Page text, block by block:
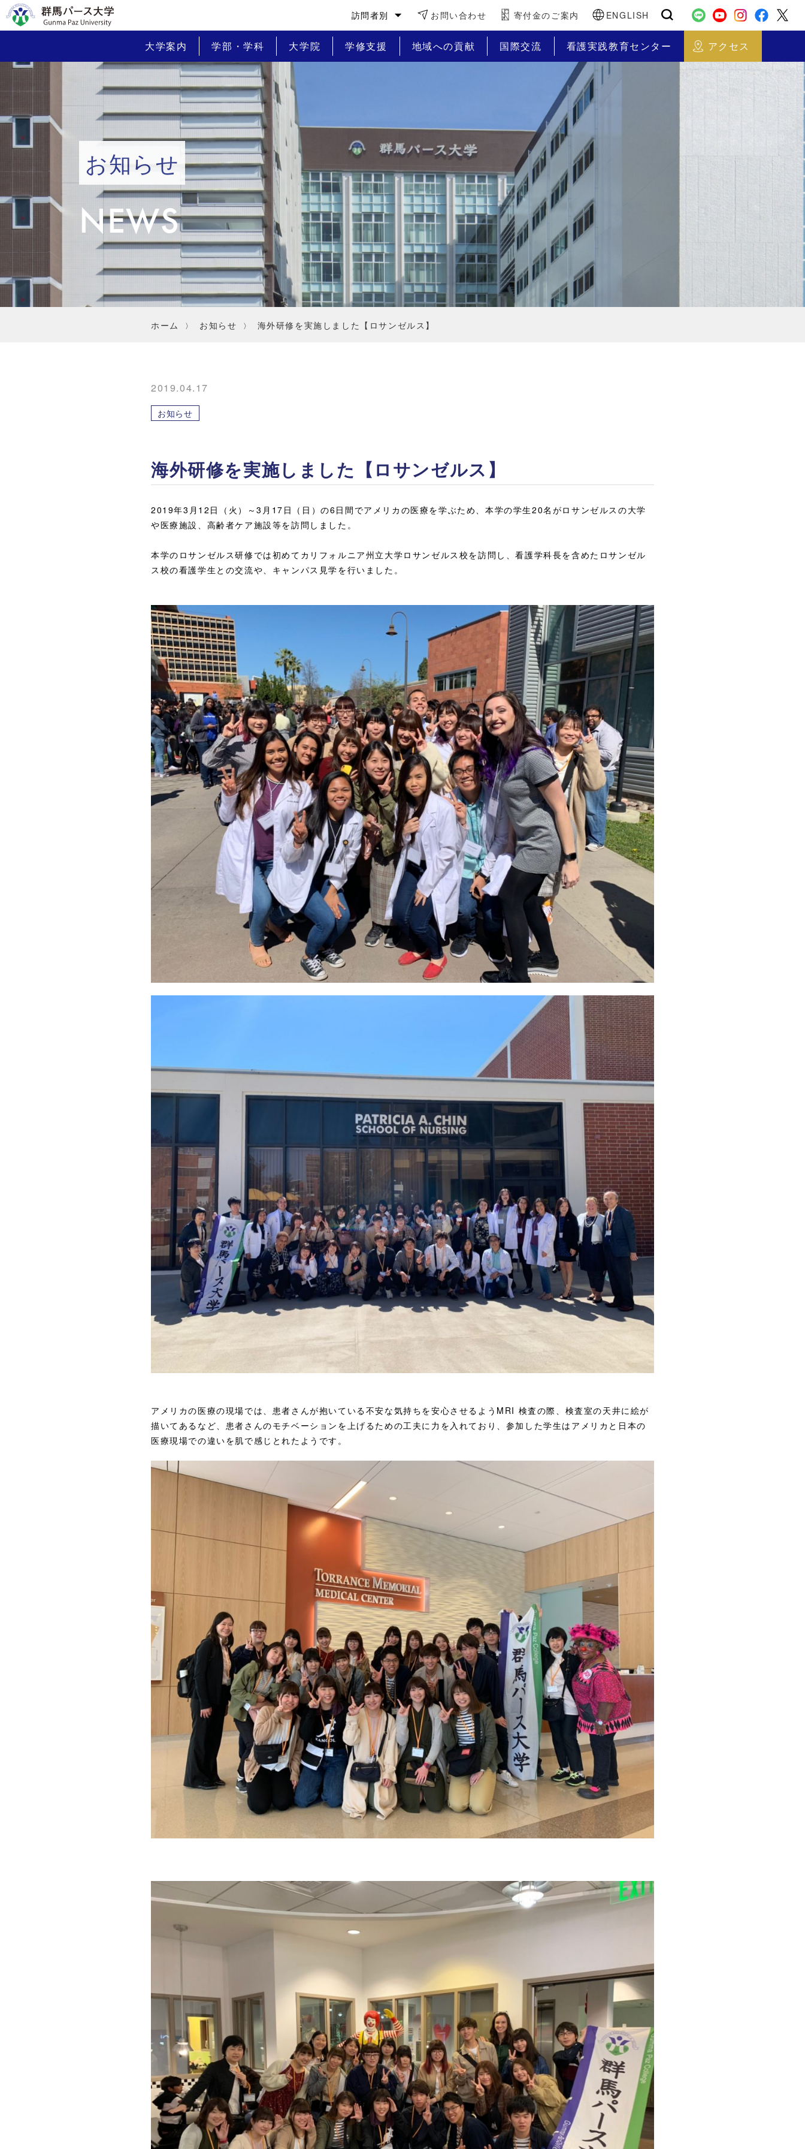
訪問者別 お問い合わせ 寄付金のご案内 ENGLISH
大学案内 学部・学科 大学院 学修支援 地域への貢献 国際交流 看護実践教育センター アクセス
お知らせ
NEWS
ホーム お知らせ 海外研修を実施しました【ロサンゼルス】
2019.04.17
お知らせ
海外研修を実施しました【ロサンゼルス】
2019年3月12日（火）～3月17日（日）の6日間でアメリカの医療を学ぶため、本学の学生20名がロサンゼルスの大学
や医療施設、高齢者ケア施設等を訪問しました。
本学のロサンゼルス研修では初めてカリフォルニア州立大学ロサンゼルス校を訪問し、看護学科長を含めたロサンゼル
ス校の看護学生との交流や、キャンパス見学を行いました。
アメリカの医療の現場では、患者さんが抱いている不安な気持ちを安心させるようMRI 検査の際、検査室の天井に絵が
描いてあるなど、患者さんのモチベーションを上げるための工夫に力を入れており、参加した学生はアメリカと日本の
医療現場での違いを肌で感じとれたようです。